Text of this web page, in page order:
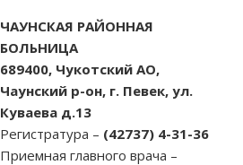
ЧАУНСКАЯ РАЙОННАЯ
БОЛЬНИЦА
689400, Чукотский АО,
Чаунский р-он, г. Певек, ул.
Куваева д.13
Регистратура – (42737) 4-31-36
Приемная главного врача –